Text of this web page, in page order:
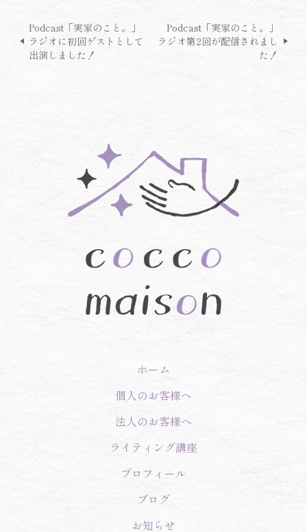
Podcast「実家のこと。」
ラジオに初回ゲストとして
出演しました！
Podcast「実家のこと。」
ラジオ第2回が配信されまし
た！
ホーム
個人のお客様へ
法人のお客様へ
ライティング講座
プロフィール
ブログ
お知らせ